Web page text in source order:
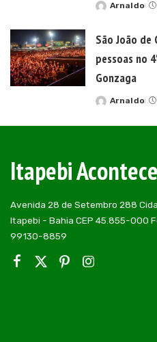
Posted
Arnaldo
São João de
pessoas no
Gonzaga
Posted
Arnaldo
Itapebi Acontece
Avenida 28 de Setembro 288
Itapebi - Bahia CEP 45.855-000
99130-8859